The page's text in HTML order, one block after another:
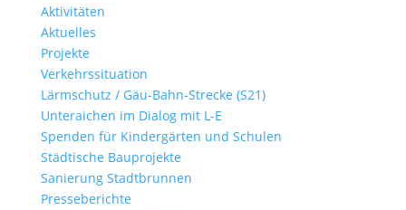
Aktivitäten
Aktuelles
Projekte
Verkehrssituation
Lärmschutz / Gäu-Bahn-Strecke (S21)
Unteraichen im Dialog mit L-E
Spenden für Kindergärten und Schulen
Städtische Bauprojekte
Sanierung Stadtbrunnen
Presseberichte